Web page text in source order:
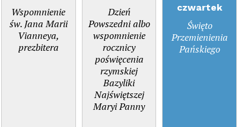
Wspomnienie
św. Jana Marii
Vianneya,
prezbitera
Dzień
Powszedni albo
wspomnienie
rocznicy
poświęcenia
rzymskiej
Bazyliki
Najświętszej
Maryi Panny
czwartek
Święto
Przemienienia
Pańskiego